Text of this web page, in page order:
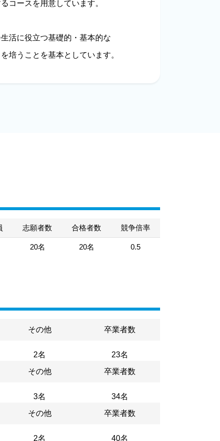
コースを用意しています。
活に役立つ基礎的・基本的な
培うことを基本としています。
志願者数 合格者数 競争倍率
20名 20名 0.5
その他
2名
卒業者数
23名
その他
3名
卒業者数
34名
その他
2名
卒業者数
40名